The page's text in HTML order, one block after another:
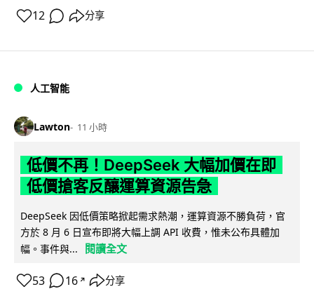
12 分享
人工智能
Lawton 11 小時
低價不再！DeepSeek 大幅加價在即
低價搶客反釀運算資源告急
DeepSeek 因低價策略掀起需求熱潮，運算資源不勝負荷，官
方於 8 月 6 日宣布即將大幅上調 API 收費，惟未公布具體加
幅。事件與...
閱讀全文
53 16 ↗ 分享